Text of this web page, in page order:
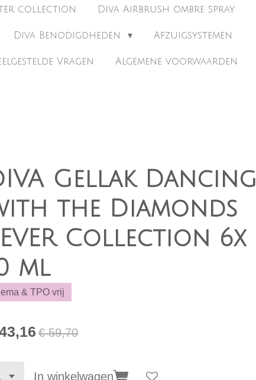
collection Diva Airbrush ombre spray
Diva Benodigdheden Afzuigsystemen
Vragen Algemene voorwaarden
Gellak Dancing
the Diamonds
Collection 6x
ml
& TPO vrij
€ 59,70
In winkelwagen